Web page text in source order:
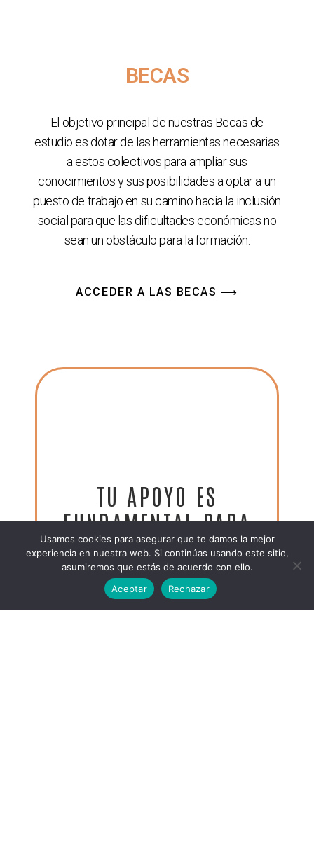
BECAS
El objetivo principal de nuestras Becas de
estudio es dotar de las herramientas necesarias
a estos colectivos para ampliar sus
conocimientos y sus posibilidades a optar a un
puesto de trabajo en su camino hacia la inclusión
social para que las dificultades económicas no
sean un obstáculo para la formación.
ACCEDER A LAS BECAS ⟶
TU APOYO ES
FUNDAMENTAL PARA
SEGUIR CUMPLIENDO
OBJETIVOS
Usamos cookies para asegurar que te damos la mejor
experiencia en nuestra web. Si continúas usando este sitio,
asumiremos que estás de acuerdo con ello.
Aceptar
Rechazar